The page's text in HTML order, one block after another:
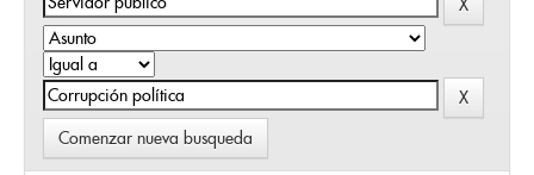
Comenzar nueva busqueda